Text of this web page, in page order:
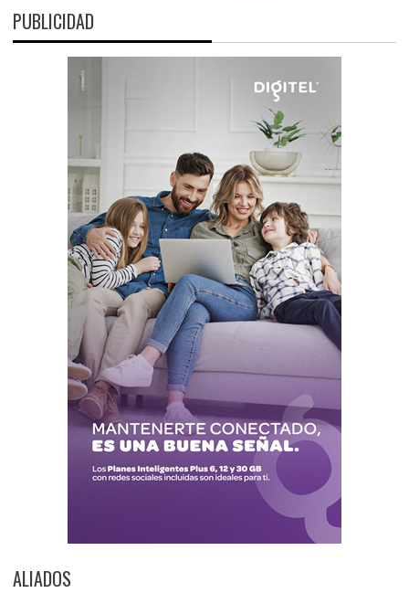
PUBLICIDAD
ALIADOS